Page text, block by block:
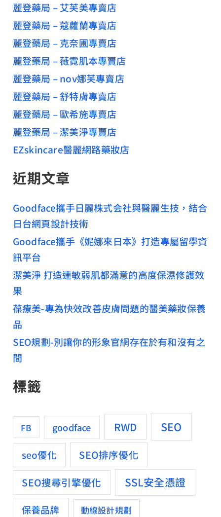
麗登藥局 – 艾芙美專賣店
麗登藥局 – 蔻蘿蘭專賣店
麗登藥局 – 克奈圃專賣店
麗登藥局 – 薇霓肌本專賣店
麗登藥局 – nov娜芙專賣店
麗登藥局 – 舒特膚專賣店
麗登藥局 – 歐希施專賣店
麗登藥局 – 潔美淨專賣店
EZskincare醫麗網路藥妝店
近期文章
Goodface攜手日麗株式会社與醫麗生技，結合
日台網頁設計技術
Goodface攜手《妮娜來日本》打造專屬留學資
訊平台
潔美淨 打造連敏弱肌都滿意的高度保濕修護效
果
葆療美-專為快效改善皮膚問題的醫美藥妝保養
品
SEO規劃-別讓你的形象官網存在於有和沒有之
間
標籤
FB goodface RWD SEO
seo優化
SEO排序優化
SEO搜尋引擎優化
SSL安全憑證
保養品牌 動線設計規劃